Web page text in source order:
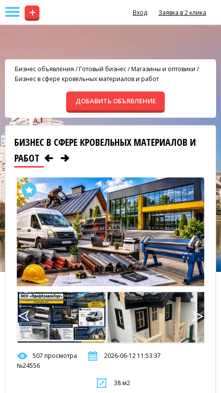
+ Вход Заявка в 2 клика
Бизнес объявления /Готовый бизнес/Магазины и оптовики /
Бизнес в сфере кровельных материалов и работ
ДОБАВИТЬ ОБЪЯВЛЕНИЕ
БИЗНЕС В СФЕРЕ КРОВЕЛЬНЫХ МАТЕРИАЛОВ И
РАБОТ
507 просмотра
2026-06-12 11:53:37
№24556
38 м2